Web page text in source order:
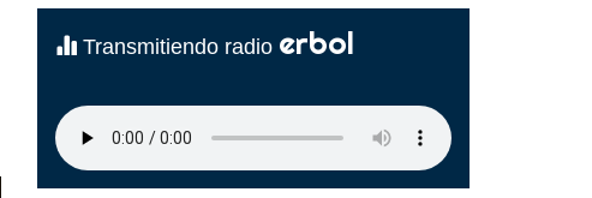
Transmitiendo radio erbol